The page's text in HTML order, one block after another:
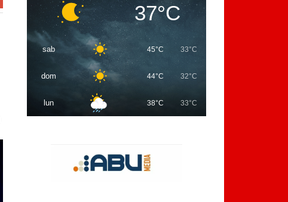
37°C
sab 45°C 33°C
dom 44°C 32°C
lun 38°C 33°C